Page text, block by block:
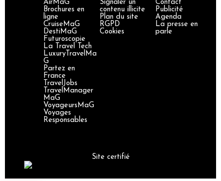
AirMaG
Brochures en
ligne
CruiseMaG
DestiMaG
Futuroscopie
La Travel Tech
LuxuryTravelMa
G
Partez en
France
TravelJobs
TravelManager
MaG
VoyageursMaG
Voyages
Responsables
Signaler un
contenu illicite
Plan du site
RGPD
Cookies
Contact
Publicité
Agenda
La presse en
parle
Site certifié